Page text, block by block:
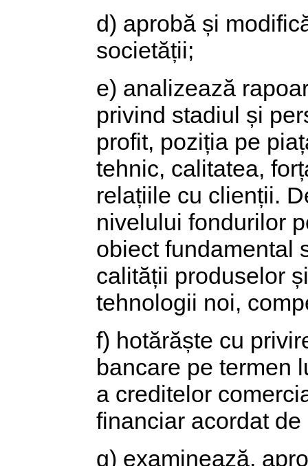
d) aprobă și
societății;
e) analizează
privind stadiul și
profit, poziția pe
tehnic, calitatea,
relațiile cu clienții.
nivelului fondurilor
obiect fundamental
calității produselor
tehnologii noi,
f) hotărăște cu
bancare pe termen
a creditelor
financiar acordat
g) examinează,